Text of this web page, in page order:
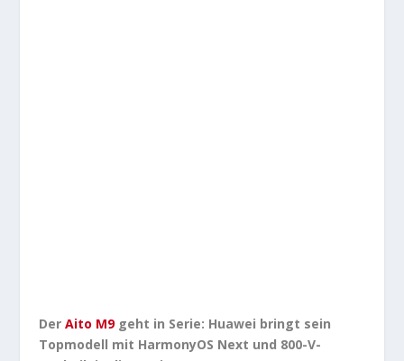
Der Aito M9geht in Serie: Huawei bringt sein
Topmodell mit HarmonyOS Next und 800-V-